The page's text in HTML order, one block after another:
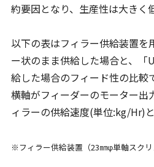
約要因となり、生産性は大きく
以下の表はフィラー供給装置を
ー状のまま供給した場合と、
給した場合のフィード性の比較
横軸がフィーダーのモーター出
ィラーの供給速度(単位:kg/Hr)と
※フィラー供給装置（23㎜φ単軸スク